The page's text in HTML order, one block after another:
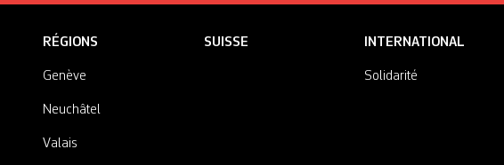
RÉGIONS
Genève
Neuchâtel
Valais
SUISSE INTERNATIONAL
Solidarité